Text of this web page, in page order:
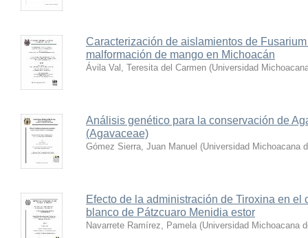
Caracterización de aislamientos de
malformación de mango en Michoacán
Ávila Val, Teresita del Carmen (Universidad
Análisis genético para la conservación de
(Agavaceae)
Gómez Sierra, Juan Manuel (Universidad Michoacana
Efecto de la administración de Tiroxina en
blanco de Pátzcuaro Menidia estor
Navarrete Ramírez, Pamela (Universidad Michoacana